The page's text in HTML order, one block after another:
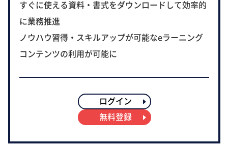
すぐに使える資料・書式をダウンロードして効率的
に業務推進
ノウハウ習得・スキルアップが可能なeラーニング
コンテンツの利用が可能に
ログイン
無料登録